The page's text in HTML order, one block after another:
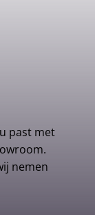
past met
nemen